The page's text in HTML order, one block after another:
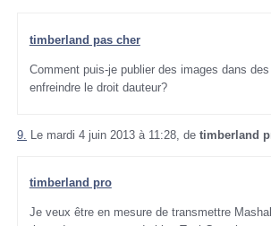
timberland pas cher
Comment puis-je publier des images dans
enfreindre le droit dauteur?
9. Le mardi 4 juin 2013 à 11:28, de timberland
timberland pro
Je veux être en mesure de transmettre